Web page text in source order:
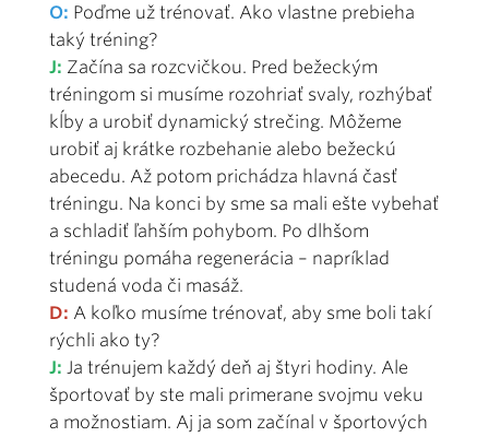
O: Poďme už trénovať. Ako vlastne prebieha
taký tréning?
J: Začína sa rozcvičkou. Pred bežeckým
tréningom si musíme rozohriať svaly, rozhýbať
kĺby a urobiť dynamický strečing. Môžeme
urobiť aj krátke rozbehanie alebo bežeckú
abecedu. Až potom prichádza hlavná časť
tréningu. Na konci by sme sa mali ešte vybehať
a schladiť ľahším pohybom. Po dlhšom
tréningu pomáha regenerácia – napríklad
studená voda či masáž.
D: A koľko musíme trénovať, aby sme boli takí
rýchli ako ty?
J: Ja trénujem každý deň aj štyri hodiny. Ale
športovať by ste mali primerane svojmu veku
a možnostiam. Aj ja som začínal v športových